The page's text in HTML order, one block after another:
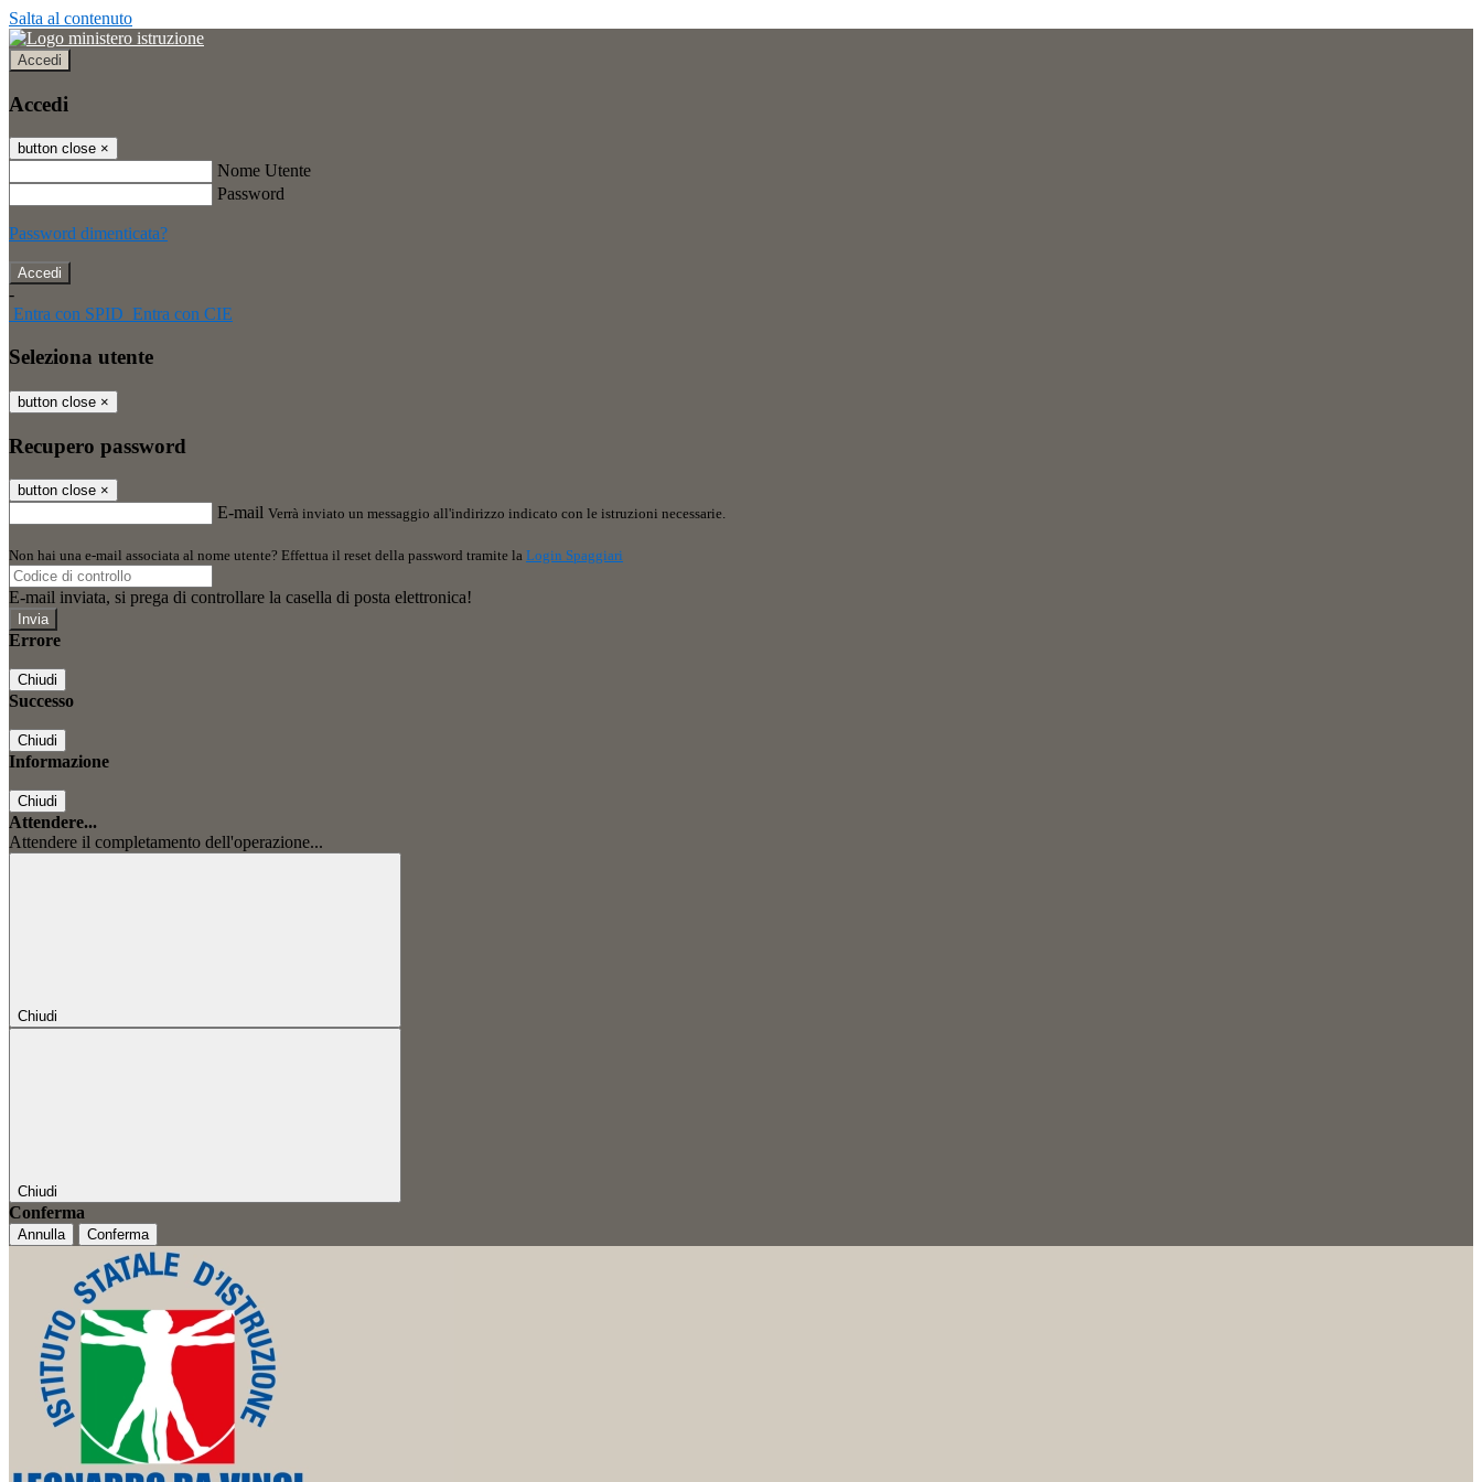
Salta al contenuto
Accedi
Accedi
button close ×
Nome Utente
Password
Password dimenticata?
-
Entra con SPID Entra con CIE
Seleziona utente
button close ×
Recupero password
button close ×
E-mail Verrà inviato un messaggio all'indirizzo indicato con le istruzioni necessarie.
Non hai una e-mail associata al nome utente? Effettua il reset della password tramite la Login Spaggiari
E-mail inviata, si prega di controllare la casella di posta elettronica!
Errore
Chiudi
Successo
Chiudi
Informazione
Chiudi
Attendere...
Attendere il completamento dell'operazione...
Chiudi
Chiudi
Conferma
Annulla Conferma